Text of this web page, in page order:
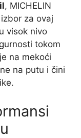
, MICHELIN
za ovaj
visok nivo
tokom
na mekoći
na putu i čini